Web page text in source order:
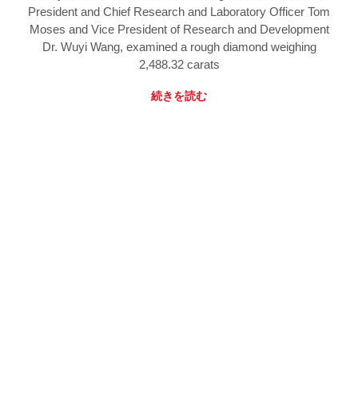
President and Chief Research and Laboratory Officer Tom
Moses and Vice President of Research and Development
Dr. Wuyi Wang, examined a rough diamond weighing
2,488.32 carats
続きを読む